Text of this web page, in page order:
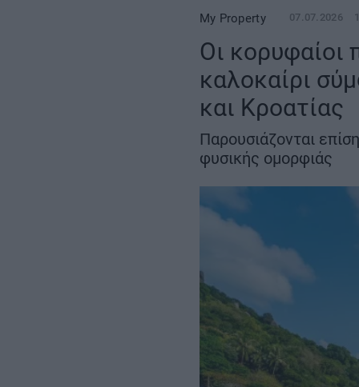
Άγραφα: Νέα έργα στο οδικό
δίκτυο και ΟΧΕ 22,46 εκατ.
Επανεκκίνηση
Νεστορίου: Στον
διαγωνισμός των
ευρώ
ΜΕΤΑΦΟΡΕΣ -
ΨΗΦΙΑΚΟΣ ΚΟΣΜΟΣ
My Property 07.07.2026
Οι κορυφαίοι
καλοκαίρι
και Κροατίας
Παρουσιάζονται
φυσικής ομορφιάς